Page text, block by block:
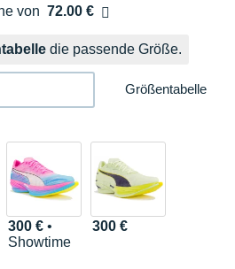
von 72.00 €
die passende Größe.
Größentabelle
300 €•
Showtime
300 €